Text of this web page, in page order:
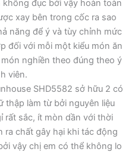
đục bởi vậy hoàn toàn
xay bên trong cốc ra sao
năng để ý và tùy chỉnh mức
đối với mỗi một kiểu món ăn
nghiền theo đúng theo ý
viên.
SHD5582 sở hữu 2 có
thập làm từ bởi nguyên liệu
rất sắc, ít mòn dần với thời
ra chất gây hại khi tác động
vậy chị em có thể không lo